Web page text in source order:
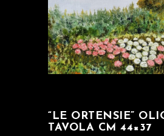
“LE ORTENSIE”
TAVOLA CM 44×37